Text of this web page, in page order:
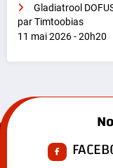
Gladiatrool
par Timtoobias
11 mai 2026 - 20h20